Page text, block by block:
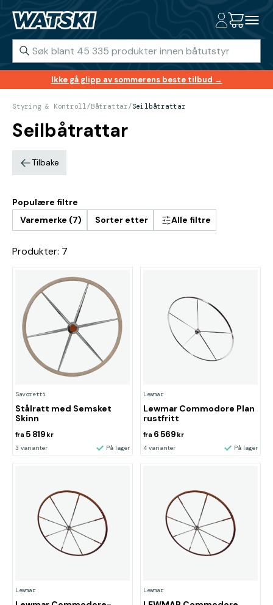
Ikke gå glipp av sommerens beste tilbud →
Styring & Kontroll/Båtrattar/Seilbåtrattar
Seilbåtrattar
Tilbake
Populære filtre
Varemerke (7)
Sorter etter Alle filtre
Produkter: 7
Savoretti
Stålratt med Semsket
Skinn
fra 5 819 kr
3 varianter På lager
Lewmar
Lewmar Commodore Plan
rustfritt
fra 6 569 kr
4 varianter På lager
Lewmar Lewmar